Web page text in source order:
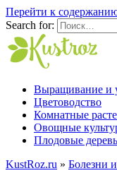
Перейти к
Search for:
Выращивание и
Цветоводство
Комнатные
Овощные
Плодовые
KustRoz.ru » Болезни